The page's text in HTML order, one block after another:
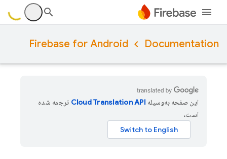
Documentation
Firebase for Android
این صفحه به‌وسیله
ترجمه شده
است.